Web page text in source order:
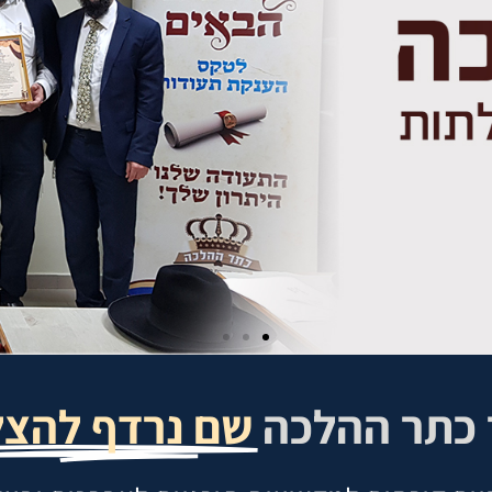
כתר ההלכה שם נרדף